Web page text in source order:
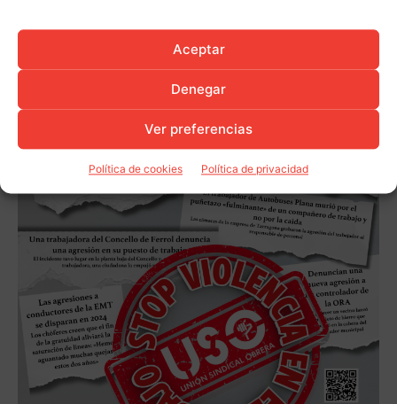
Aceptar
Denegar
Ver preferencias
Política de cookies Política de privacidad